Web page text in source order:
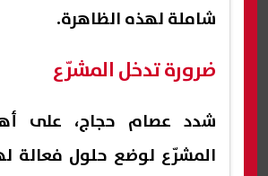
شاملة لهذه الظاهرة.
ضرورة تدخل المشرّع
شدد عصام حجاج، على
المشرّع لوضع حلول فعالة